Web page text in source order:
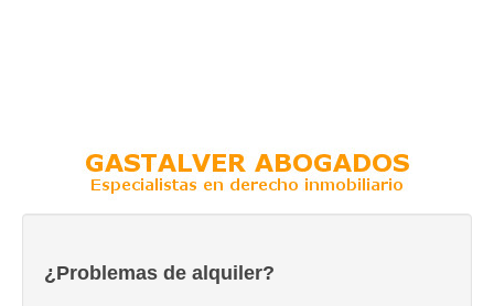
¿Problemas de alquiler?